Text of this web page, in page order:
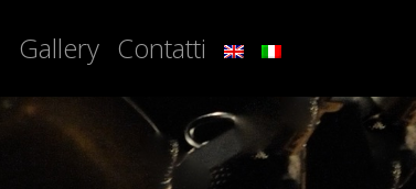
Gallery Contatti